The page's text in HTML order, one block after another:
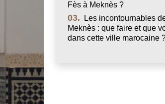
Fès à Meknès ?
03.
Les incontournables
Meknès : que faire et que
dans cette ville marocaine